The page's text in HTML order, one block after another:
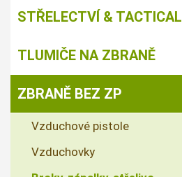
STŘELECTVÍ & TACTICAL
TLUMIČE NA ZBRANĚ
ZBRANĚ BEZ ZP
Vzduchové pistole
Vzduchovky